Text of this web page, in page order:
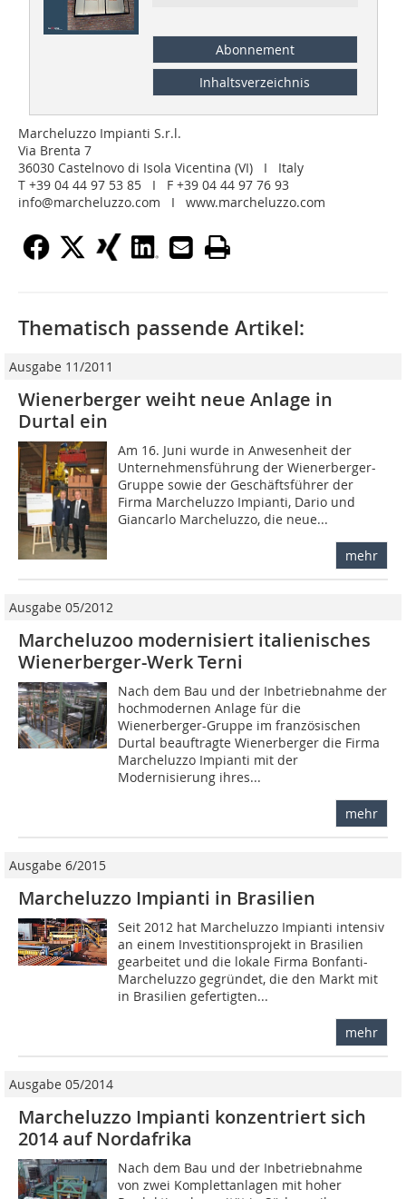
Abonnement
Inhaltsverzeichnis
Marcheluzzo Impianti S.r.l.
Via Brenta 7
36030 Castelnovo di Isola Vicentina (VI) I Italy
T +39 04 44 97 53 85 I F +39 04 44 97 76 93
info@marcheluzzo.com I www.marcheluzzo.com
Thematisch passende Artikel:
Ausgabe 11/2011
Wienerberger weiht neue Anlage in
Durtal ein
Am 16. Juni wurde in Anwesenheit der
Unternehmensführung der Wienerberger-
Gruppe sowie der Geschäftsführer der
Firma Marcheluzzo Impianti, Dario und
Giancarlo Marcheluzzo, die neue...
mehr
Ausgabe 05/2012
Marcheluzoo modernisiert italienisches
Wienerberger-Werk Terni
Nach dem Bau und der Inbetriebnahme der
hochmodernen Anlage für die
Wienerberger-Gruppe im französischen
Durtal beauftragte Wienerberger die Firma
Marcheluzzo Impianti mit der
Modernisierung ihres...
mehr
Ausgabe 6/2015
Marcheluzzo Impianti in Brasilien
Seit 2012 hat Marcheluzzo Impianti intensiv
an einem Investitionsprojekt in Brasilien
gearbeitet und die lokale Firma Bonfanti-
Marcheluzzo gegründet, die den Markt mit
in Brasilien gefertigten...
mehr
Ausgabe 05/2014
Marcheluzzo Impianti konzentriert sich
2014 auf Nordafrika
Nach dem Bau und der Inbetriebnahme
von zwei Komplettanlagen mit hoher